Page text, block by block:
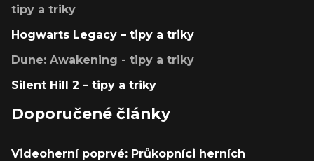
tipy a triky
Hogwarts Legacy – tipy a triky
Dune: Awakening - tipy a triky
Silent Hill 2 – tipy a triky
Doporučené články
Videoherní poprvé: Průkopníci herních